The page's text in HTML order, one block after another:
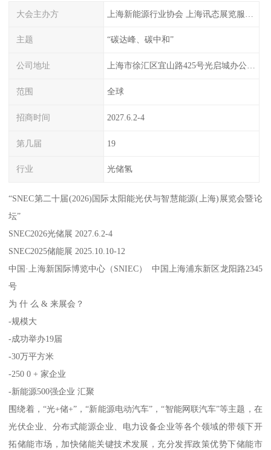
大会主办方
主题 “碳达峰、碳中和”
公司地址 上海市徐汇区宜山路425号光启城办公楼905-907室
范围 全球
招商时间 2027.6.2-4
第几届 19
行业 光储氢
“SNEC第二十届(2026)国际太阳能光伏与智慧能源(上海)展览会暨论
坛”
SNEC2026光储展 2027.6.2-4
SNEC2025储能展 2025.10.10-12
中国·上海新国际博览中心（SNIEC） 中国上海浦东新区龙阳路2345
号
为 什 么 & 来展会？
-规模大
-成功举办19届
-30万平方米
-250 0 + 家企业
-新能源500强企业 汇聚
围绕着，“光+储+”，“新能源电动汽车”，“智能网联汽车”等主题，在
光伏企业、分布式能源企业、电力设备企业等各个领域的带领下开
拓储能市场，加快储能关键技术发展，充分发挥政策优势下储能市